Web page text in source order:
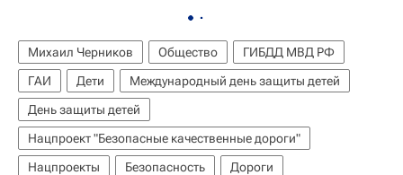
Михаил Черников Общество
ГИБДД МВД РФ
ГАИ
Дети
Международный день защиты детей
День защиты детей
Нацпроект "Безопасные качественные дороги"
Нацпроекты
Безопасность Дороги